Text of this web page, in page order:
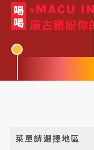
喝喝 # MACU
麻古繽紛你
菜單請選擇地區